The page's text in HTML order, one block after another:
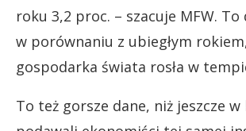
roku 3,2 proc. – szacuje MFW. To
w porównaniu z ubiegłym
gospodarka świata rosła w
To też gorsze dane, niż jeszcze